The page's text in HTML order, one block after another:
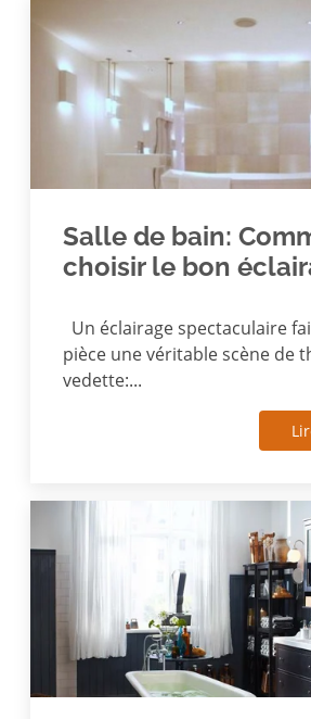
Salle de bain:
choisir le bon
Un éclairage spectaculaire
pièce une véritable scène de
vedette:...